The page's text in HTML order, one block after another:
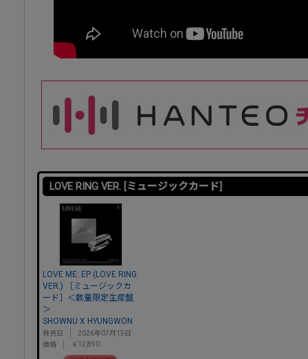
LOVE RING VER. [ミュージックカード]
LOVE ME: EP (LOVE RING
VER.) ［ミュージックカ
ード］＜数量限定生産盤
＞
SHOWNU X HYUNGWON
発売日
2026年07月15日
価格
￥12,890